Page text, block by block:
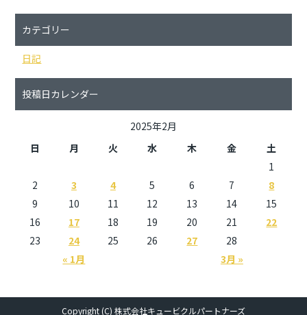
カテゴリー
日記
投稿日カレンダー
2025年2月
日
月 火 水 木 金 土
« 1月 3月 »
1
2
3 4 5 6 7
8
9
10 11 12 13 14
15
16
17 18 19 20 21
22
23
24 25 26 27 28
Copyright (C) 株式会社キュービクルパートナーズ